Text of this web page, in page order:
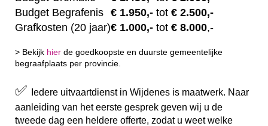
Budget Begrafenis € 1.950,- tot € 2.500,-
Grafkosten (20 jaar)€ 1.000,- tot € 8.000,-
> Bekijk hier de goedkoopste en duurste gemeentelijke
begraafplaats per provincie.
✅
Iedere uitvaartdienst in Wijdenes is maatwerk. Naar
aanleiding van het eerste gesprek geven wij u de
tweede dag een heldere offerte, zodat u weet welke